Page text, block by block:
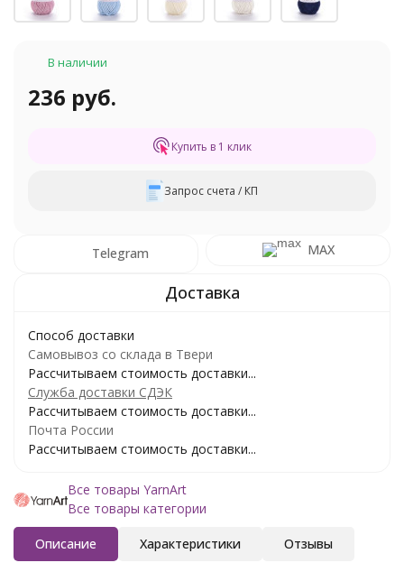
В наличии
236 руб.
Купить в 1 клик
Запрос счета / КП
Telegram MAX
Способ доставки
Самовывоз со склада в Твери
Рассчитываем стоимость доставки...
Служба доставки СДЭК
Рассчитываем стоимость доставки...
Почта России
Рассчитываем стоимость доставки...
Все товары YarnArt
Все товары категории
Описание Характеристики Отзывы